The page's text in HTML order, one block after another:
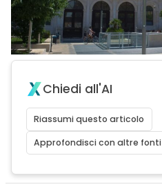
Chiedi all'AI
Riassumi questo articolo
Approfondisci con altre fonti